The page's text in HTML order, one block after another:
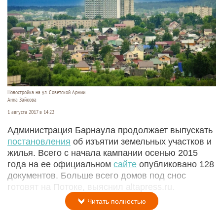
Новостройка на ул. Советской Армии.
Анна Зайкова
1 августа 2017 в 14:22
Администрация Барнаула продолжает выпускать
постановления об изъятии земельных участков и
жилья. Всего с начала кампании осенью 2015
года на ее официальном сайте опубликовано 128
документов. Больше всего домов под снос
готовят на Потоке, выяснил altapress.ru.
Читать полностью